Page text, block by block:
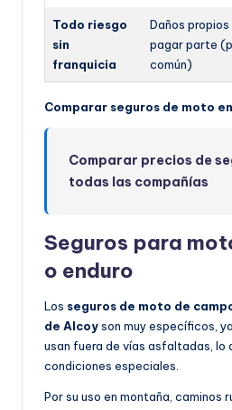
Todo riesgo
sin
franquicia
Daños propios
pagar parte
común)
Comparar seguros de moto
Comparar precios de
todas las compañías
Seguros para
o enduro
Los seguros de moto de
de Alcoyson muy específicos,
usan fuera de vías asfaltadas, lo
condiciones especiales.
Por su uso en montaña, caminos